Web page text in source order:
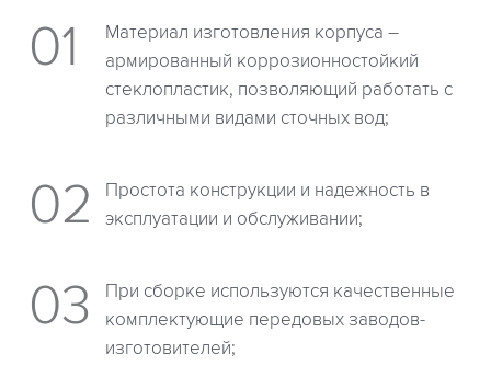
Материал изготовления корпуса –
армированный коррозионностойкий
стеклопластик, позволяющий работать с
различными видами сточных вод;
Простота конструкции и надежность в
эксплуатации и обслуживании;
При сборке используются качественные
комплектующие передовых заводов-
изготовителей;